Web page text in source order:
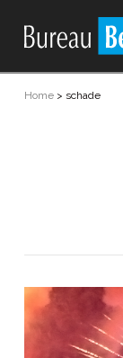
Home> schade